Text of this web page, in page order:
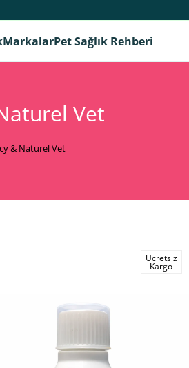
MarkalarPet Sağlık Rehberi
Vet
& Naturel Vet
Ücretsiz
Kargo